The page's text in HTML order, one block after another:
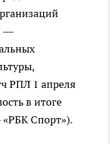
—
РПЛ 1 апреля
в итоге
«РБК Спорт»).